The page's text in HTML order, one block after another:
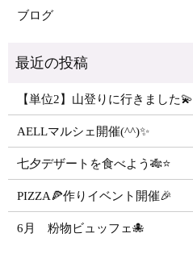
ブログ
【単位2】山登りに行きました💫
AELLマルシェ開催(^^)✨
七夕デザートを食べよう🎋⭐️
PIZZA🍕作りイベント開催🎉
6月 粉物ビュッフェ🐙